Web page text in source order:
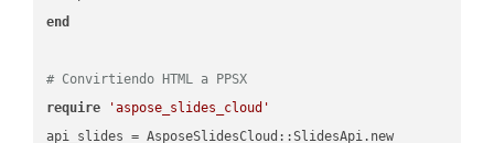
end
# Convirtiendo HTML a PPSX
require
'aspose_slides_cloud'
api_slides = AsposeSlidesCloud::SlidesApi.new